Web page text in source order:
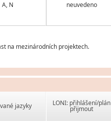
A, N neuvedeno
na mezinárodních projektech.
jazyky LONI: přihlášení/plán
přijmout